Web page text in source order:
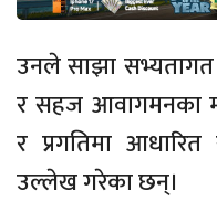
उनले साझा सभ्यतागत
र सहज आवागमनका
र प्रगतिमा आधारित
उल्लेख गरेका छन्।